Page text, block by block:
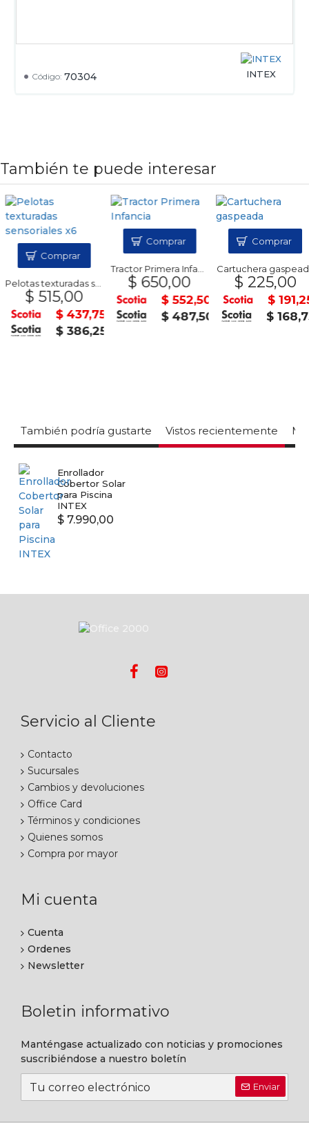
Código: 70304 INTEX
También te puede interesar
Pelotas texturadas sensoriales x6
$ 515,00
$ 437,75
$ 386,25
Comprar
Tractor Primera Infancia
$ 650,00
$ 552,50
$ 487,50
Comprar
Cartuchera gaspeada
$ 225,00
$ 191,25
$
Comprar
También podría gustarte Vistos recientemente
Enrollador
Cobertor Solar
para Piscina
INTEX
$ 7.990,00
Servicio al Cliente
Contacto
Sucursales
Cambios y devoluciones
Office Card
Términos y condiciones
Quienes somos
Compra por mayor
Mi cuenta
Cuenta
Ordenes
Newsletter
Boletin informativo
Manténgase actualizado con noticias y promociones
suscribiéndose a nuestro boletín
Enviar